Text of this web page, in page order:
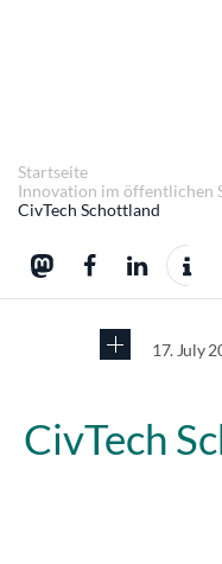
Startseite
Innovation im öffentlichen
CivTech Schottland
17. July
CivTech